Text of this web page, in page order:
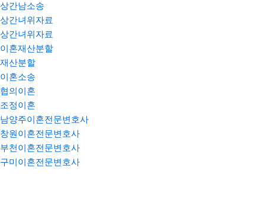
상간남소송
상간녀위자료
상간녀위자료
이혼재산분할
재산분할
이혼소송
협의이혼
조정이혼
남양주이혼전문변호사
창원이혼전문변호사
부천이혼전문변호사
구미이혼전문변호사